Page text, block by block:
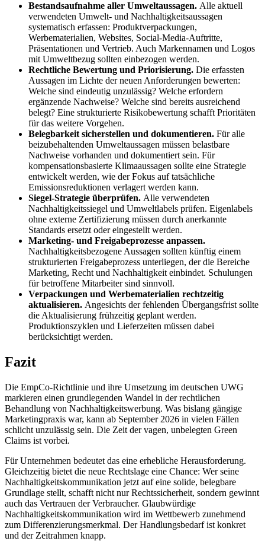
Bestandsaufnahme aller Umweltaussagen. Alle aktuell
verwendeten Umwelt- und Nachhaltigkeitsaussagen
systematisch erfassen: Produktverpackungen,
Werbematerialien, Websites, Social-Media-Auftritte,
Präsentationen und Vertrieb. Auch Markennamen und Logos
mit Umweltbezug sollten einbezogen werden.
Rechtliche Bewertung und Priorisierung. Die erfassten
Aussagen im Lichte der neuen Anforderungen bewerten:
Welche sind eindeutig unzulässig? Welche erfordern
ergänzende Nachweise? Welche sind bereits ausreichend
belegt? Eine strukturierte Risikobewertung schafft Prioritäten
für das weitere Vorgehen.
Belegbarkeit sicherstellen und dokumentieren. Für alle
beizubehaltenden Umweltaussagen müssen belastbare
Nachweise vorhanden und dokumentiert sein. Für
kompensationsbasierte Klimaaussagen sollte eine Strategie
entwickelt werden, wie der Fokus auf tatsächliche
Emissionsreduktionen verlagert werden kann.
Siegel-Strategie überprüfen. Alle verwendeten
Nachhaltigkeitssiegel und Umweltlabels prüfen. Eigenlabels
ohne externe Zertifizierung müssen durch anerkannte
Standards ersetzt oder eingestellt werden.
Marketing- und Freigabeprozesse anpassen.
Nachhaltigkeitsbezogene Aussagen sollten künftig einem
strukturierten Freigabeprozess unterliegen, der die Bereiche
Marketing, Recht und Nachhaltigkeit einbindet. Schulungen
für betroffene Mitarbeiter sind sinnvoll.
Verpackungen und Werbematerialien rechtzeitig
aktualisieren. Angesichts der fehlenden Übergangsfrist sollte
die Aktualisierung frühzeitig geplant werden.
Produktionszyklen und Lieferzeiten müssen dabei
berücksichtigt werden.
Fazit
Die EmpCo-Richtlinie und ihre Umsetzung im deutschen UWG
markieren einen grundlegenden Wandel in der rechtlichen
Behandlung von Nachhaltigkeitswerbung. Was bislang gängige
Marketingpraxis war, kann ab September 2026 in vielen Fällen
schlicht unzulässig sein. Die Zeit der vagen, unbelegten Green
Claims ist vorbei.
Für Unternehmen bedeutet das eine erhebliche Herausforderung.
Gleichzeitig bietet die neue Rechtslage eine Chance: Wer seine
Nachhaltigkeitskommunikation jetzt auf eine solide, belegbare
Grundlage stellt, schafft nicht nur Rechtssicherheit, sondern gewinnt
auch das Vertrauen der Verbraucher. Glaubwürdige
Nachhaltigkeitskommunikation wird im Wettbewerb zunehmend
zum Differenzierungsmerkmal. Der Handlungsbedarf ist konkret
und der Zeitrahmen knapp.